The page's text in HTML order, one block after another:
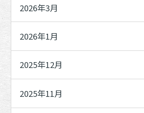
2026年3月
2026年1月
2025年12月
2025年11月